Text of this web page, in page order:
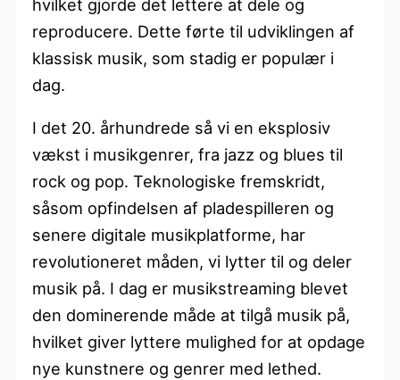
hvilket gjorde det lettere at dele og
reproducere. Dette førte til udviklingen af
klassisk musik, som stadig er populær i
dag.
I det 20. århundrede så vi en eksplosiv
vækst i musikgenrer, fra jazz og blues til
rock og pop. Teknologiske fremskridt,
såsom opfindelsen af pladespilleren og
senere digitale musikplatforme, har
revolutioneret måden, vi lytter til og deler
musik på. I dag er musikstreaming blevet
den dominerende måde at tilgå musik på,
hvilket giver lyttere mulighed for at opdage
nye kunstnere og genrer med lethed.